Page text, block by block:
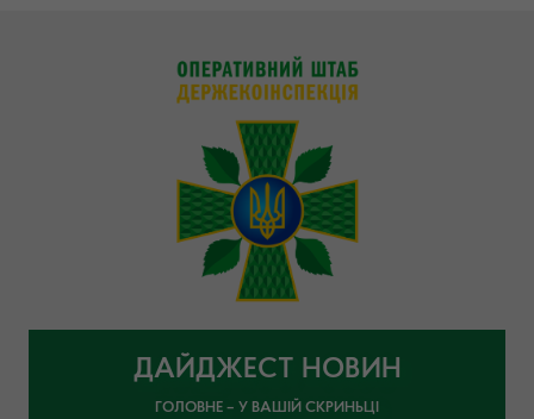
ДАЙДЖЕСТ НОВИН
ГОЛОВНЕ – У ВАШІЙ СКРИНЬЦІ